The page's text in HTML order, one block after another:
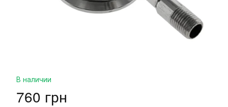
В наличии
760 грн